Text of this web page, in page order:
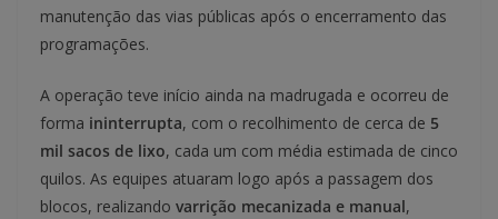
manutenção das vias públicas após o encerramento das
programações.
A operação teve início ainda na madrugada e ocorreu de
forma ininterrupta, com o recolhimento de cerca de 5
mil sacos de lixo, cada um com média estimada de cinco
quilos. As equipes atuaram logo após a passagem dos
blocos, realizando varrição mecanizada e manual,